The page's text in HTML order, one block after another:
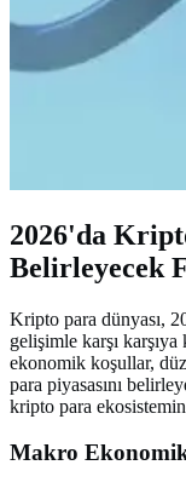
2026'da
Belirleyecek
Kripto para dünyası,
gelişimle karşı
ekonomik koşullar,
para piyasasını
kripto para
Makro